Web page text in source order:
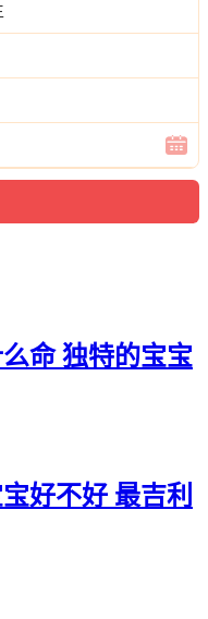
曜昀、曜鸣、旭颜、寅
命 独特的宝宝
好不好 最吉利